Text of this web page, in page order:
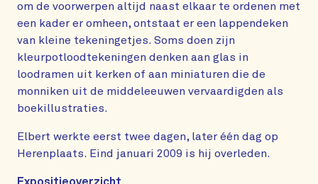
om de voorwerpen altijd naast elkaar te ordenen met
een kader er omheen, ontstaat er een lappendeken
van kleine tekeningetjes. Soms doen zijn
kleurpotloodtekeningen denken aan glas in
loodramen uit kerken of aan miniaturen die de
monniken uit de middeleeuwen vervaardigden als
boekillustraties.
Elbert werkte eerst twee dagen, later één dag op
Herenplaats. Eind januari 2009 is hij overleden.